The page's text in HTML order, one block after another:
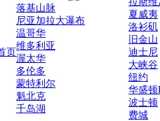
页
落基山脉
尼亚加拉大瀑布
温哥华
维多利亚
渥太华
多伦多
蒙特利尔
魁北克
千岛湖
夏威夷
洛衫矶
旧金山
迪士尼
大峡谷
纽约
华盛顿
波士顿
费城